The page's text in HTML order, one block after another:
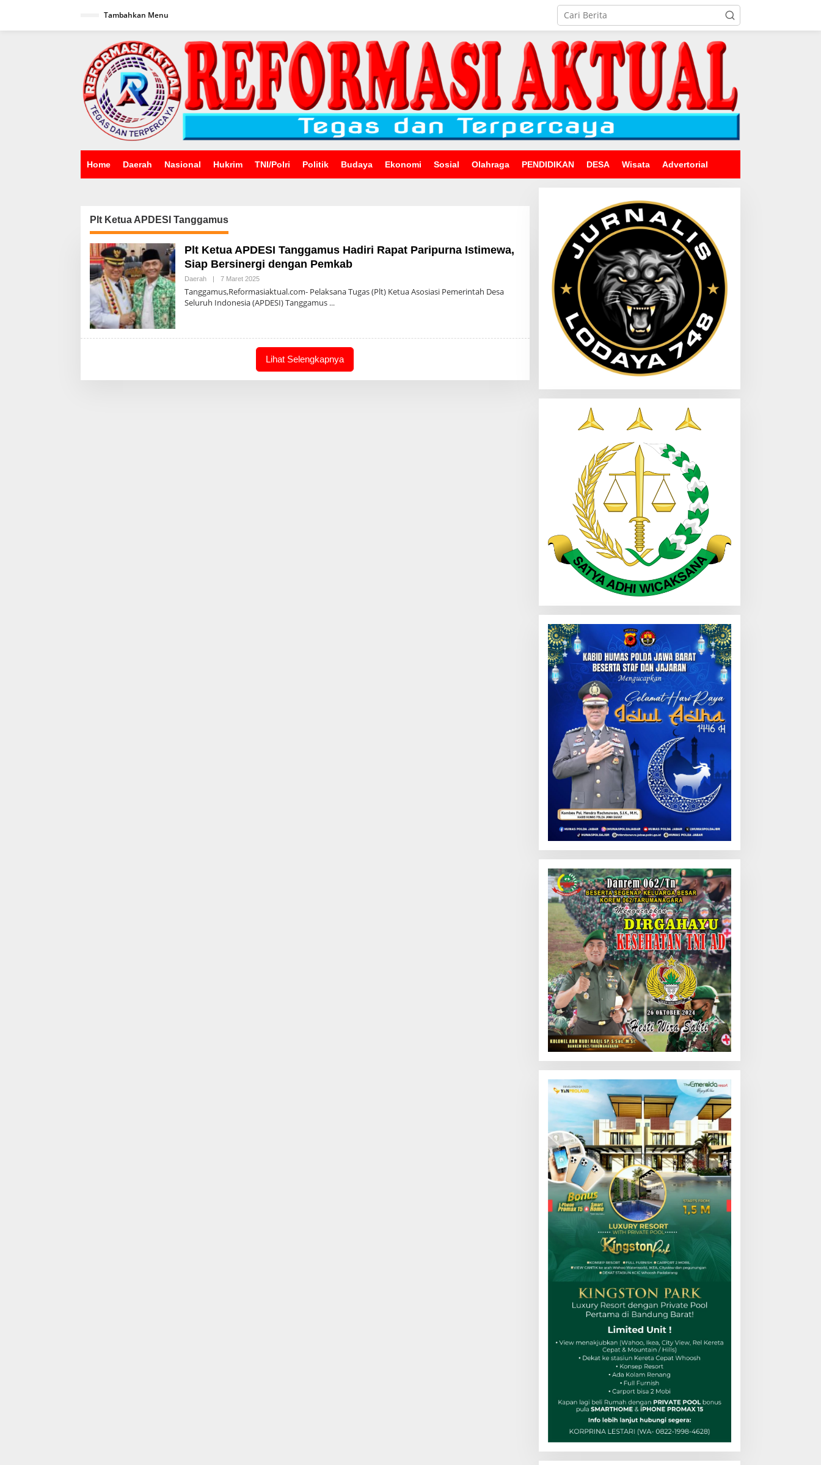
Tambahkan Menu
Home Daerah Nasional Hukrim TNI/Polri Politik Budaya Ekonomi Sosial Olahraga PENDIDIKAN DESA Wisata Advertorial
Plt Ketua APDESI Tanggamus
Plt Ketua APDESI Tanggamus Hadiri Rapat Paripurna Istimewa,
Siap Bersinergi dengan Pemkab
Daerah | 7 Maret 2025Oleh
Tanggamus,Reformasiaktual.com- Pelaksana Tugas (Plt) Ketua Asosiasi Pemerintah Desa
Seluruh Indonesia (APDESI) Tanggamus
Lihat Selengkapnya